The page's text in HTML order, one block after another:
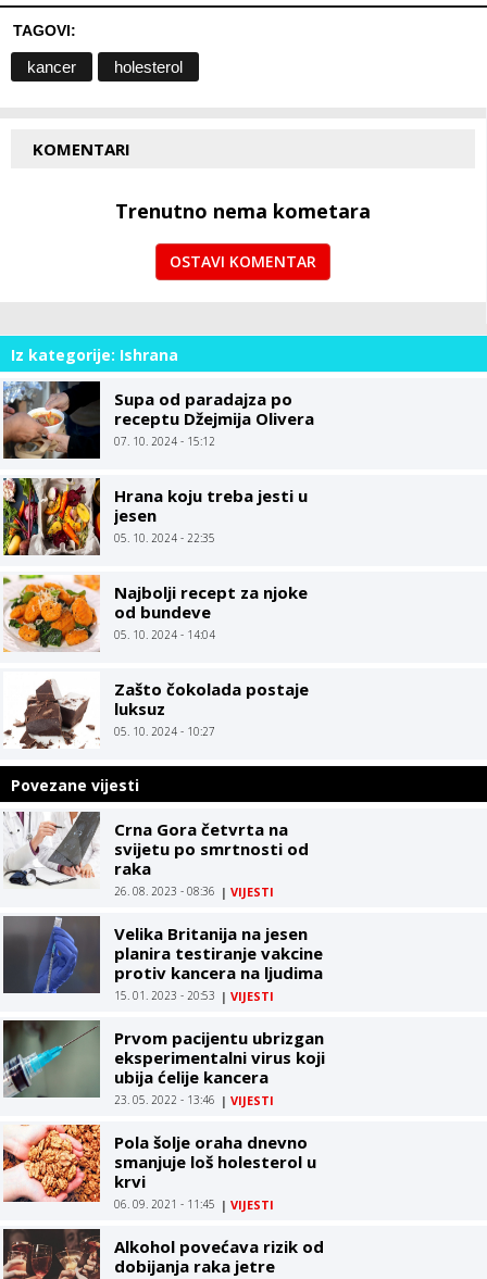
TAGOVI:
kancer holesterol
KOMENTARI
Trenutno nema kometara
OSTAVI KOMENTAR
Iz kategorije: Ishrana
Supa od paradajza po
receptu Džejmija Olivera
07. 10. 2024 - 15:12
Hrana koju treba jesti u
jesen
05. 10. 2024 - 22:35
Najbolji recept za njoke
od bundeve
05. 10. 2024 - 14:04
Zašto čokolada postaje
luksuz
05. 10. 2024 - 10:27
Povezane vijesti
Crna Gora četvrta na
svijetu po smrtnosti od
raka
26. 08. 2023 - 08:36 | VIJESTI
Velika Britanija na jesen
planira testiranje vakcine
protiv kancera na ljudima
15. 01. 2023 - 20:53 | VIJESTI
Prvom pacijentu ubrizgan
eksperimentalni virus koji
ubija ćelije kancera
23. 05. 2022 - 13:46 | VIJESTI
Pola šolje oraha dnevno
smanjuje loš holesterol u
krvi
06. 09. 2021 - 11:45 | VIJESTI
Alkohol povećava rizik od
dobijanja raka jetre